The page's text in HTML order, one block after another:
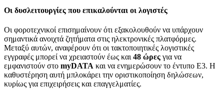
Οι δυσλειτουργίες που επικαλούνται οι λογιστές
Οι φοροτεχνικοί επισημαίνουν ότι εξακολουθούν να υπάρχουν
σημαντικά ανοιχτά ζητήματα στις ηλεκτρονικές πλατφόρμες.
Μεταξύ αυτών, αναφέρουν ότι οι τακτοποιητικές λογιστικές
εγγραφές μπορεί να χρειαστούν έως και 48 ώρες για να
εμφανιστούν στο myDATA και να ενημερώσουν το έντυπο Ε3. Η
καθυστέρηση αυτή μπλοκάρει την οριστικοποίηση δηλώσεων,
κυρίως για επιχειρήσεις και επαγγελματίες.